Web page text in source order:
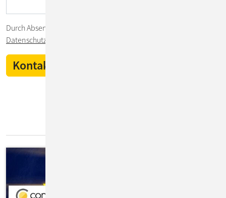
Durch Absenden des Formulars stimmen Sie unserer
Datenschutzerklärung